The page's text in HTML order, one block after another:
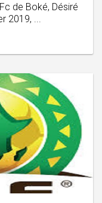
de Boké, Désiré
2019, ...